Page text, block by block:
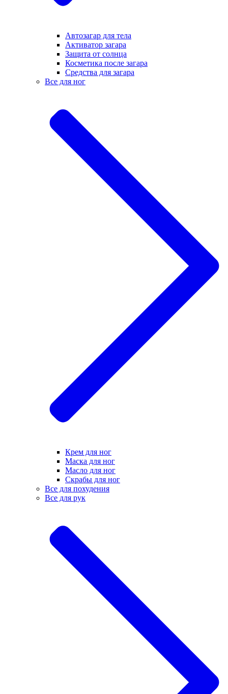
Автозагар для тела
Активатор загара
Защита от солнца
Косметика после загара
Средства для загара
Все для ног
Крем для ног
Маска для ног
Масло для ног
Скрабы для ног
Все для похудения
Все для рук